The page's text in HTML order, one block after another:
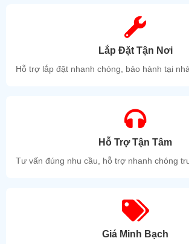
Lắp Đặt Tận Nơi
Hỗ trợ lắp đặt nhanh chóng, bảo hành tại
Hỗ Trợ Tận Tâm
Tư vấn đúng nhu cầu, hỗ trợ nhanh chóng
Giá Minh Bạch